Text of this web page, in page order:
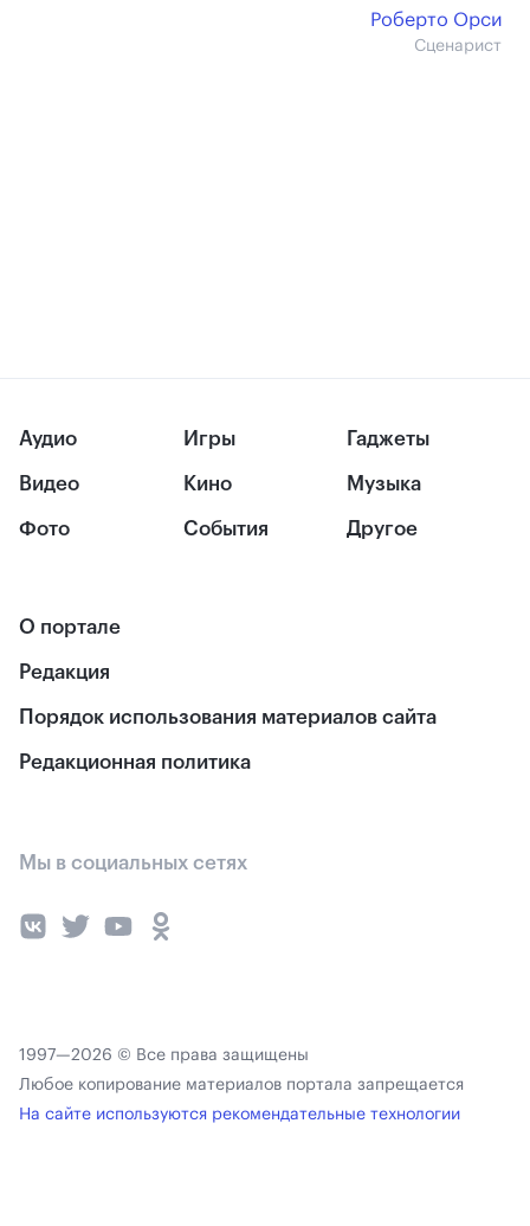
Роберто Орси
Сценарист
Аудио
Видео
Фото
Игры
Кино
События
Гаджеты
Музыка
Другое
О портале
Редакция
Порядок использования материалов сайта
Редакционная политика
Мы в социальных сетях
1997—2026 © Все права защищены
Любое копирование материалов портала запрещается
На сайте используются рекомендательные технологии